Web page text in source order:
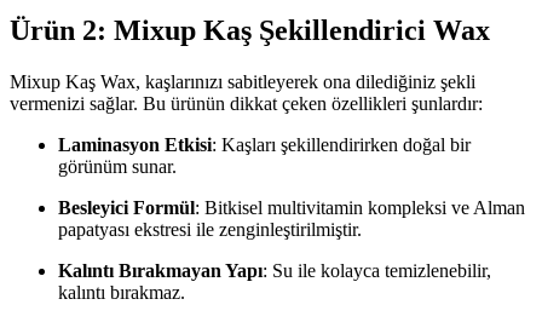
Ürün 2: Mixup Kaş Şekillendirici Wax
Mixup Kaş Wax, kaşlarınızı sabitleyerek ona dilediğiniz şekli
vermenizi sağlar. Bu ürünün dikkat çeken özellikleri şunlardır:
Laminasyon Etkisi: Kaşları şekillendirirken doğal bir
görünüm sunar.
Besleyici Formül: Bitkisel multivitamin kompleksi ve Alman
papatyası ekstresi ile zenginleştirilmiştir.
Kalıntı Bırakmayan Yapı: Su ile kolayca temizlenebilir,
kalıntı bırakmaz.